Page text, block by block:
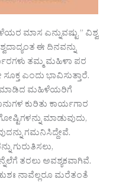
ಮಾಸ ಎನ್ನುವಷ್ಟು ” ವಿಶ್ವ
ಈ ದಿನವನ್ನು
ತಮ್ಮ ಮಹಿಳಾ ಪರ
ಎಂದು ಭಾವಿಸುತ್ತಾರೆ.
ಮಾಡಿದ ಮಹಿಳೆಯರಿಗೆ
ಕುರಿತು ಕಾರ್ಯಗಾರ
ಮಾಡುವುದು,
ಗಮನಿಸಿದ್ದೇವೆ.
ಗುರುತಿಸಲು,
ತರಲು ಅವಶ್ಯಕವಾಗಿವೆ.
ನಾವೆಲ್ಲರೂ ಮರೆತಂತೆ